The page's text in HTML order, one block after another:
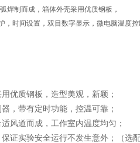
焊制而成，箱体外壳采用优质钢板，
时间设置，双目数字显示，微电脑温度控
优质钢板，造型美观，新颖；
，带有定时功能，控温可靠；
风道而成，工作室内温度均匀；
证实验安全运行不发生意外；（选配